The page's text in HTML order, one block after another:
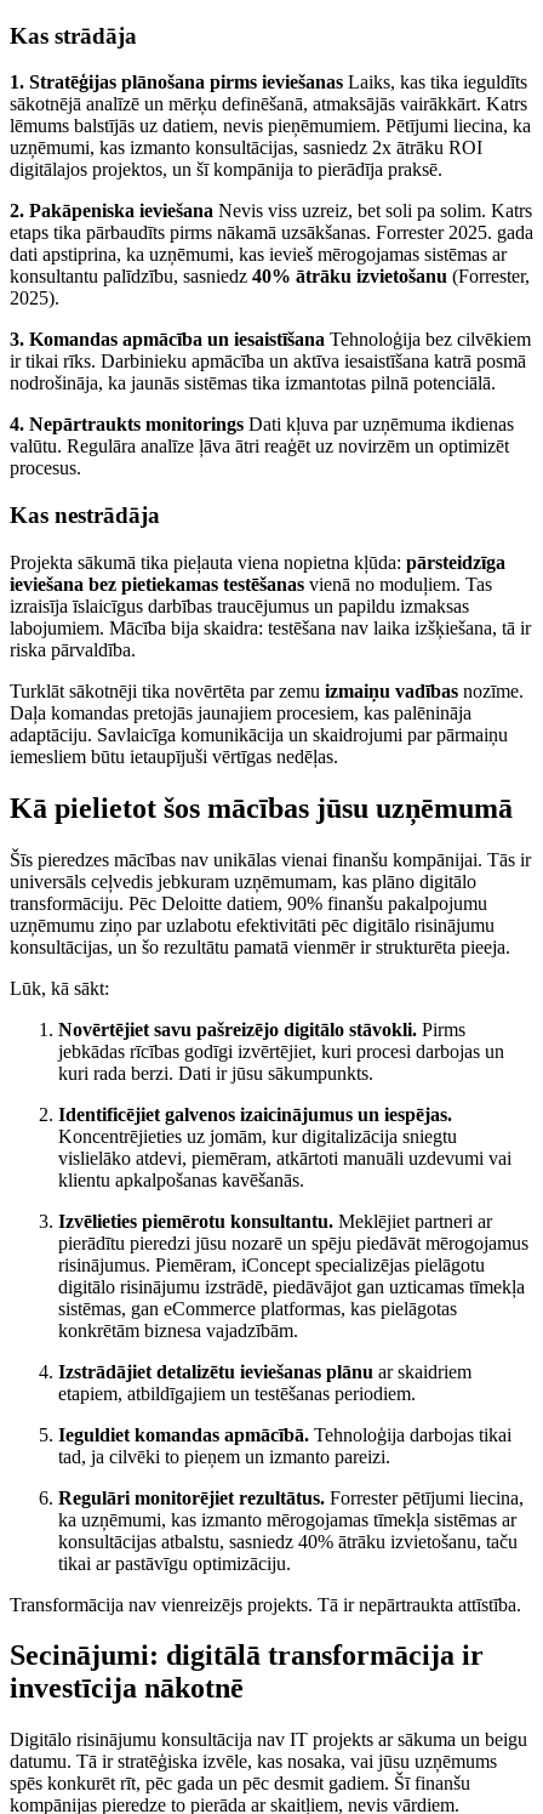
Kas strādāja
1. Stratēģijas plānošana pirms ieviešanas Laiks, kas tika ieguldīts
sākotnējā analīzē un mērķu definēšanā, atmaksājās vairākkārt. Katrs
lēmums balstījās uz datiem, nevis pieņēmumiem. Pētījumi liecina, ka
uzņēmumi, kas izmanto konsultācijas, sasniedz 2x ātrāku ROI
digitālajos projektos, un šī kompānija to pierādīja praksē.
2. Pakāpeniska ieviešana Nevis viss uzreiz, bet soli pa solim. Katrs
etaps tika pārbaudīts pirms nākamā uzsākšanas. Forrester 2025. gada
dati apstiprina, ka uzņēmumi, kas ievieš mērogojamas sistēmas ar
konsultantu palīdzību, sasniedz 40% ātrāku izvietošanu (Forrester,
2025).
3. Komandas apmācība un iesaistīšana Tehnoloģija bez cilvēkiem
ir tikai rīks. Darbinieku apmācība un aktīva iesaistīšana katrā posmā
nodrošināja, ka jaunās sistēmas tika izmantotas pilnā potenciālā.
4. Nepārtraukts monitorings Dati kļuva par uzņēmuma ikdienas
valūtu. Regulāra analīze ļāva ātri reaģēt uz novirzēm un optimizēt
procesus.
Kas nestrādāja
Projekta sākumā tika pieļauta viena nopietna kļūda: pārsteidzīga
ieviešana bez pietiekamas testēšanas vienā no moduļiem. Tas
izraisīja īslaicīgus darbības traucējumus un papildu izmaksas
labojumiem. Mācība bija skaidra: testēšana nav laika izšķiešana, tā ir
riska pārvaldība.
Turklāt sākotnēji tika novērtēta par zemu izmaiņu vadības nozīme.
Daļa komandas pretojās jaunajiem procesiem, kas palēnināja
adaptāciju. Savlaicīga komunikācija un skaidrojumi par pārmaiņu
iemesliem būtu ietaupījuši vērtīgas nedēļas.
Kā pielietot šos mācības jūsu uzņēmumā
Šīs pieredzes mācības nav unikālas vienai finanšu kompānijai. Tās ir
universāls ceļvedis jebkuram uzņēmumam, kas plāno digitālo
transformāciju. Pēc Deloitte datiem, 90% finanšu pakalpojumu
uzņēmumu ziņo par uzlabotu efektivitāti pēc digitālo risinājumu
konsultācijas, un šo rezultātu pamatā vienmēr ir strukturēta pieeja.
Lūk, kā sākt:
Novērtējiet savu pašreizējo digitālo stāvokli. Pirms
jebkādas rīcības godīgi izvērtējiet, kuri procesi darbojas un
kuri rada berzi. Dati ir jūsu sākumpunkts.
Identificējiet galvenos izaicinājumus un iespējas.
Koncentrējieties uz jomām, kur digitalizācija sniegtu
vislielāko atdevi, piemēram, atkārtoti manuāli uzdevumi vai
klientu apkalpošanas kavēšanās.
Izvēlieties piemērotu konsultantu. Meklējiet partneri ar
pierādītu pieredzi jūsu nozarē un spēju piedāvāt mērogojamus
risinājumus. Piemēram, iConcept specializējas pielāgotu
digitālo risinājumu izstrādē, piedāvājot gan uzticamas tīmekļa
sistēmas, gan eCommerce platformas, kas pielāgotas
konkrētām biznesa vajadzībām.
Izstrādājiet detalizētu ieviešanas plānu ar skaidriem
etapiem, atbildīgajiem un testēšanas periodiem.
Ieguldiet komandas apmācībā. Tehnoloģija darbojas tikai
tad, ja cilvēki to pieņem un izmanto pareizi.
Regulāri monitorējiet rezultātus. Forrester pētījumi liecina,
ka uzņēmumi, kas izmanto mērogojamas tīmekļa sistēmas ar
konsultācijas atbalstu, sasniedz 40% ātrāku izvietošanu, taču
tikai ar pastāvīgu optimizāciju.
Transformācija nav vienreizējs projekts. Tā ir nepārtraukta attīstība.
Secinājumi: digitālā transformācija ir
investīcija nākotnē
Digitālo risinājumu konsultācija nav IT projekts ar sākuma un beigu
datumu. Tā ir stratēģiska izvēle, kas nosaka, vai jūsu uzņēmums
spēs konkurēt rīt, pēc gada un pēc desmit gadiem. Šī finanšu
kompānijas pieredze to pierāda ar skaitļiem, nevis vārdiem.